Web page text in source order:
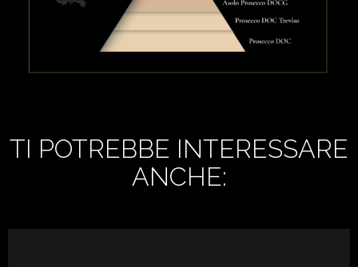
TI POTREBBE INTERESSARE
ANCHE: